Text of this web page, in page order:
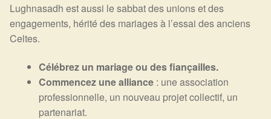
Lughnasadh est aussi le sabbat des unions et des
engagements, hérité des mariages à l’essai des anciens
Celtes.
Célébrez un mariage ou des fiançailles.
Commencez une alliance : une association
professionnelle, un nouveau projet collectif, un
partenariat.